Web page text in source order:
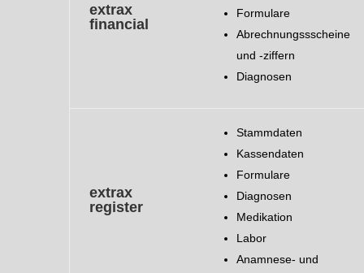
extrax
financial
Formulare
Abrechnungssscheine
und -ziffern
Diagnosen
extrax
register
Stammdaten
Kassendaten
Formulare
Diagnosen
Medikation
Labor
Anamnese- und